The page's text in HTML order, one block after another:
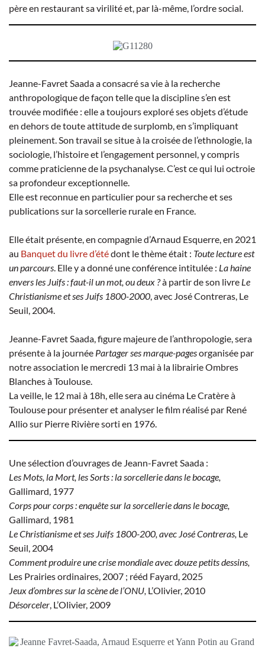
père en restaurant sa virilité et, par là-même, l’ordre social.
Jeanne-Favret Saada a consacré sa vie à la recherche
anthropologique de façon telle que la discipline s’en est
trouvée modifiée : elle a toujours exploré ses objets d’étude
en dehors de toute attitude de surplomb, en s’impliquant
pleinement. Son travail se situe à la croisée de l’ethnologie, la
sociologie, l’histoire et l’engagement personnel, y compris
comme praticienne de la psychanalyse. C’est ce qui lui octroie
sa profondeur exceptionnelle.
Elle est reconnue en particulier pour sa recherche et ses
publications sur la sorcellerie rurale en France.
Elle était présente, en compagnie d’Arnaud Esquerre, en 2021
au Banquet du livre d’étédont le thème était : Toute lecture est
un parcours. Elle y a donné une conférence intitulée : La haine
envers les Juifs : faut-il un mot, ou deux ?à partir de son livre Le
Christianisme et ses Juifs 1800-2000, avec José Contreras, Le
Seuil, 2004.
Jeanne-Favret Saada, figure majeure de l’anthropologie, sera
présente à la journée Partager ses marque-pagesorganisée par
notre association le mercredi 13 mai à la librairie Ombres
Blanches à Toulouse.
La veille, le 12 mai à 18h, elle sera au cinéma Le Cratère à
Toulouse pour présenter et analyser le film réalisé par René
Allio sur Pierre Rivière sorti en 1976.
Une sélection d’ouvrages de Jeann-Favret Saada :
Les Mots, la Mort, les Sorts : la sorcellerie dans le bocage,
Gallimard, 1977
Corps pour corps : enquête sur la sorcellerie dans le bocage,
Gallimard, 1981
Le Christianisme et ses Juifs 1800-200, avec José Contreras, Le
Seuil, 2004
Comment produire une crise mondiale avec douze petits dessins,
Les Prairies ordinaires, 2007 ; rééd Fayard, 2025
Jeux d’ombres sur la scène de l’ONU, L’Olivier, 2010
Désorceler, L’Olivier, 2009